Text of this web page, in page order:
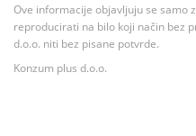
Ove informacije objavljuju se samo
reproducirati na bilo koji način bez
d.o.o. niti bez pisane potvrde.
Konzum plus d.o.o.